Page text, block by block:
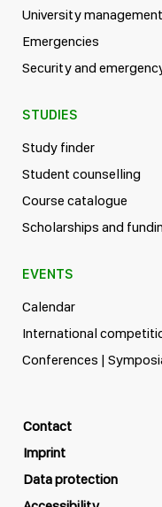
University
Emergencies
Security and
STUDIES
Study finder
Student counselling
Course catalogue
Scholarships and
EVENTS
Calendar
International
Conferences |
Contact
Imprint
Data protection